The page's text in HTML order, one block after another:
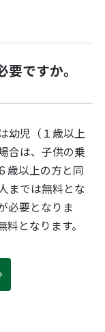
ですか。
幼児（１歳以上
合は、子供の乗
歳以上の方と同
までは無料とな
必要となりま
となります。